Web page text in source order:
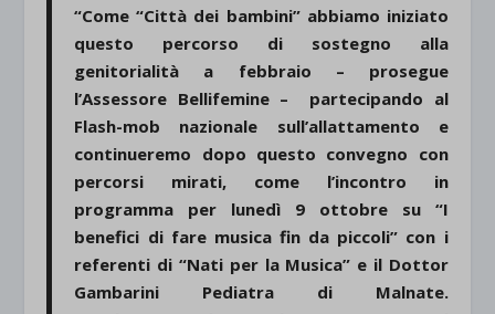
“Come “Città dei bambini” abbiamo iniziato
questo percorso di sostegno alla
genitorialità a febbraio – prosegue
l’Assessore Bellifemine – partecipando al
Flash-mob nazionale sull’allattamento e
continueremo dopo questo convegno con
percorsi mirati, come l’incontro in
programma per lunedì 9 ottobre su “I
benefici di fare musica fin da piccoli” con i
referenti di “Nati per la Musica” e il Dottor
Gambarini Pediatra di Malnate.